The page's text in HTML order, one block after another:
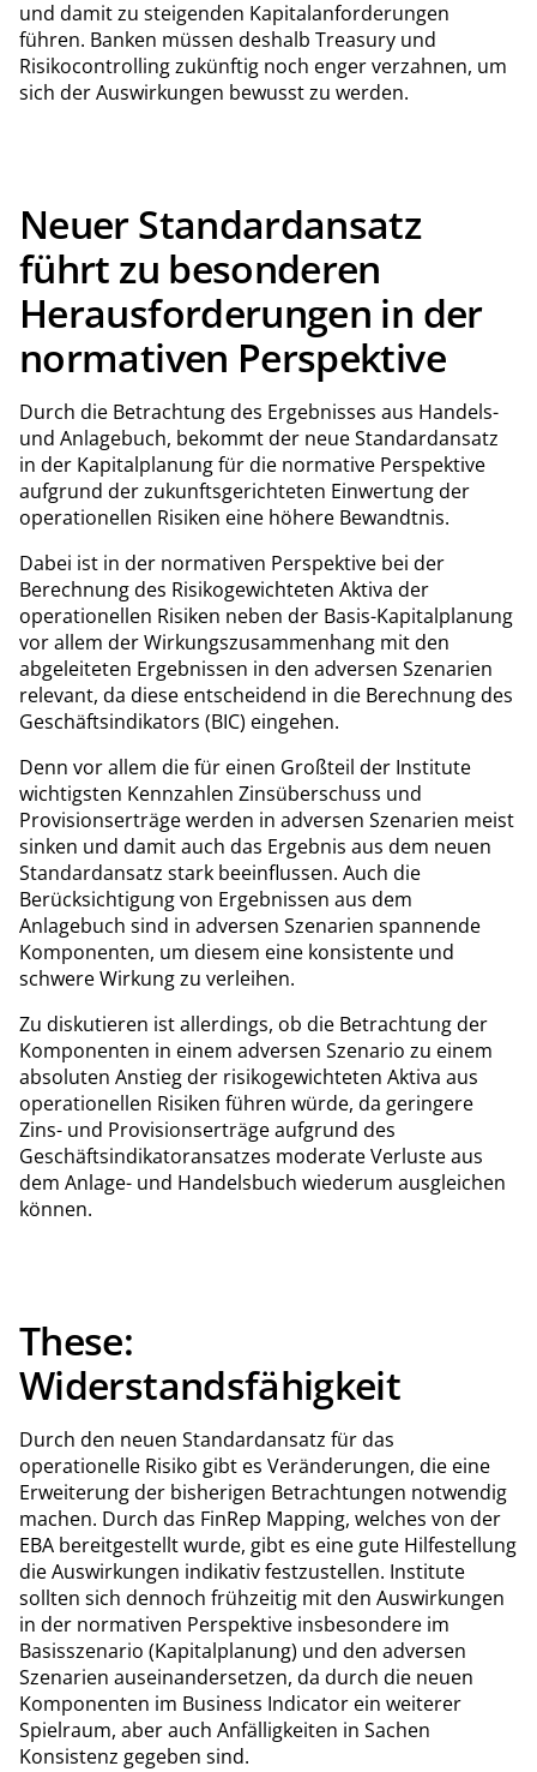
und damit zu steigenden Kapitalanforderungen
führen. Banken müssen deshalb Treasury und
Risikocontrolling zukünftig noch enger verzahnen, um
sich der Auswirkungen bewusst zu werden.
Neuer Standardansatz
führt zu besonderen
Herausforderungen in der
normativen Perspektive
Durch die Betrachtung des Ergebnisses aus Handels-
und Anlagebuch, bekommt der neue Standardansatz
in der Kapitalplanung für die normative Perspektive
aufgrund der zukunftsgerichteten Einwertung der
operationellen Risiken eine höhere Bewandtnis.
Dabei ist in der normativen Perspektive bei der
Berechnung des Risikogewichteten Aktiva der
operationellen Risiken neben der Basis-Kapitalplanung
vor allem der Wirkungszusammenhang mit den
abgeleiteten Ergebnissen in den adversen Szenarien
relevant, da diese entscheidend in die Berechnung des
Geschäftsindikators (BIC) eingehen.
Denn vor allem die für einen Großteil der Institute
wichtigsten Kennzahlen Zinsüberschuss und
Provisionserträge werden in adversen Szenarien meist
sinken und damit auch das Ergebnis aus dem neuen
Standardansatz stark beeinflussen. Auch die
Berücksichtigung von Ergebnissen aus dem
Anlagebuch sind in adversen Szenarien spannende
Komponenten, um diesem eine konsistente und
schwere Wirkung zu verleihen.
Zu diskutieren ist allerdings, ob die Betrachtung der
Komponenten in einem adversen Szenario zu einem
absoluten Anstieg der risikogewichteten Aktiva aus
operationellen Risiken führen würde, da geringere
Zins- und Provisionserträge aufgrund des
Geschäftsindikatoransatzes moderate Verluste aus
dem Anlage- und Handelsbuch wiederum ausgleichen
können.
These:
Widerstandsfähigkeit
Durch den neuen Standardansatz für das
operationelle Risiko gibt es Veränderungen, die eine
Erweiterung der bisherigen Betrachtungen notwendig
machen. Durch das FinRep Mapping, welches von der
EBA bereitgestellt wurde, gibt es eine gute Hilfestellung
die Auswirkungen indikativ festzustellen. Institute
sollten sich dennoch frühzeitig mit den Auswirkungen
in der normativen Perspektive insbesondere im
Basisszenario (Kapitalplanung) und den adversen
Szenarien auseinandersetzen, da durch die neuen
Komponenten im Business Indicator ein weiterer
Spielraum, aber auch Anfälligkeiten in Sachen
Konsistenz gegeben sind.